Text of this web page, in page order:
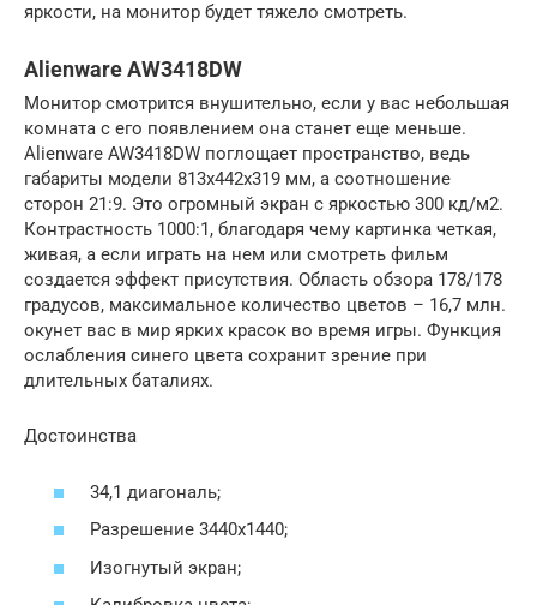
яркости, на монитор будет тяжело смотреть.
Alienware AW3418DW
Монитор смотрится внушительно, если у вас небольшая
комната с его появлением она станет еще меньше.
Alienware AW3418DW поглощает пространство, ведь
габариты модели 813х442х319 мм, а соотношение
сторон 21:9. Это огромный экран с яркостью 300 кд/м2.
Контрастность 1000:1, благодаря чему картинка четкая,
живая, а если играть на нем или смотреть фильм
создается эффект присутствия. Область обзора 178/178
градусов, максимальное количество цветов – 16,7 млн.
окунет вас в мир ярких красок во время игры. Функция
ослабления синего цвета сохранит зрение при
длительных баталиях.
Достоинства
34,1 диагональ;
Разрешение 3440х1440;
Изогнутый экран;